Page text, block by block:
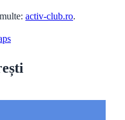
activ-club.ro.